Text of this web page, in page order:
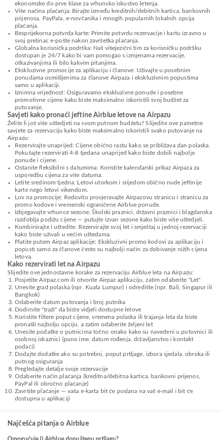
ekonomske do prve klase za vrhunsko iskustvo letenja.
Više načina plaćanja: Birajte između kreditnih/debitnih kartica, bankovnih
prijenosa, PayPala, e-novčanika i mnogih popularnih lokalnih opcija
plaćanja.
Besprijekorna potvrda karte: Primite potvrdu rezervacije i kartu izravno u
svoj pretinac e-pošte nakon završetka plaćanja.
Globalna korisnička podrška: Naš višejezični tim za korisničku podršku
dostupan je 24/7 kako bi vam pomogao s izmjenama rezervacije,
otkazivanjima ili bilo kakvim pitanjima.
Ekskluzivne promocije za aplikaciju i članove: Uživajte u posebnim
ponudama osmišljenima za članove Airpaza i ekskluzivnim popustima
samo u aplikaciji.
Iznimna vrijednost: Osiguravamo ekskluzivne ponude i posebne
promotivne cijene kako biste maksimalno iskoristili svoj budžet za
putovanje.
Savjeti kako pronaći jeftine Airblue letove na Airpazu
Želite li još više uštedjeti na svom putnom budžetu? Slijedite ove pametne
savjete za rezervaciju kako biste maksimalno iskoristili svako putovanje na
Airpazu:
Rezervirajte unaprijed: Cijene obično rastu kako se približava dan polaska.
Pokušajte rezervirati 4-8 tjedana unaprijed kako biste dobili najbolje
ponude i cijene.
Ostanite fleksibilni s datumima: Koristite kalendarski prikaz Airpaza za
usporedbu cijena za više datuma.
Letite sredinom tjedna: Letovi utorkom i srijedom obično nude jeftinije
karte nego letovi vikendom.
Lov na promocije: Redovito provjeravajte Airpazovu stranicu i stranicu za
promo kodove i vremenski ograničene Airblue ponude.
Izbjegavajte vrhunce sezone: Školski praznici, državni praznici i blagdanska
razdoblja podižu cijene — putujte izvan sezone kako biste više uštedjeli.
Kombinirajte i uštedite: Rezervirajte svoj let i smještaj u jednoj rezervaciji
kako biste uživali u većim uštedama.
Platite putem Airpaz aplikacije: Ekskluzivni promo kodovi za aplikaciju i
popusti samo za članove često su najbolji način za dobivanje nižih cijena
letova.
Kako rezervirati let na Airpazu
Slijedite ove jednostavne korake za rezervaciju Airblue leta na Airpazu:
Posjetite Airpaz.com ili otvorite Airpaz aplikaciju, zatim odaberite "Let"
Unesite grad polaska (npr. Kuala Lumpur) i odredište (npr. Bali, Singapur ili
Bangkok)
Odaberite datum putovanja i broj putnika
Dodirnite "traži" da biste vidjeli dostupne letove
Koristite filtere poput cijene, vremena polaska ili trajanja leta da biste
pronašli najbolju opciju, a zatim odaberite željeni let
Unesite podatke o putnicima točno onako kako su navedeni u putovnici ili
osobnoj iskaznici (puno ime, datum rođenja, državljanstvo i kontakt
podaci)
Dodajte dodatke ako su potrebni, poput prtljage, izbora sjedala, obroka ili
putnog osiguranja
Pregledajte detalje svoje rezervacije
Odaberite način plaćanja (kreditna/debitna kartica, bankovni prijenos,
PayPal ili obročno plaćanje)
Završite plaćanje — vaša e-karta bit će poslana na vaš e-mail i bit će
dostupna u aplikaciji
Najčešća pitanja o Airblue